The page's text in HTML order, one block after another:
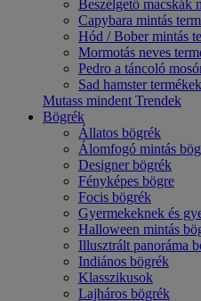
Beszélgető macskák
Capybara mintás
Hód / Bober mintás
Mormotás neves
Pedro a táncoló
Sad hamster termékek
Mutass mindent Trendek
Bögrék
Állatos bögrék
Álomfogó mintás
Designer bögrék
Fényképes bögre
Focis bögrék
Gyermekeknek és
Halloween mintás
Illusztrált panoráma
Indiános bögrék
Klasszikusok
Lajháros bögrék